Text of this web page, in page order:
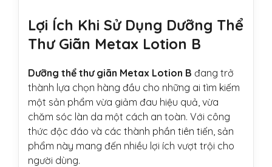
Lợi Ích Khi Sử Dụng Dưỡng Thể
Thư Giãn Metax Lotion B
Dưỡng thể thư giãn Metax Lotion B đang trở
thành lựa chọn hàng đầu cho những ai tìm kiếm
một sản phẩm vừa giảm đau hiệu quả, vừa
chăm sóc làn da một cách an toàn. Với công
thức độc đáo và các thành phần tiên tiến, sản
phẩm này mang đến nhiều lợi ích vượt trội cho
người dùng.